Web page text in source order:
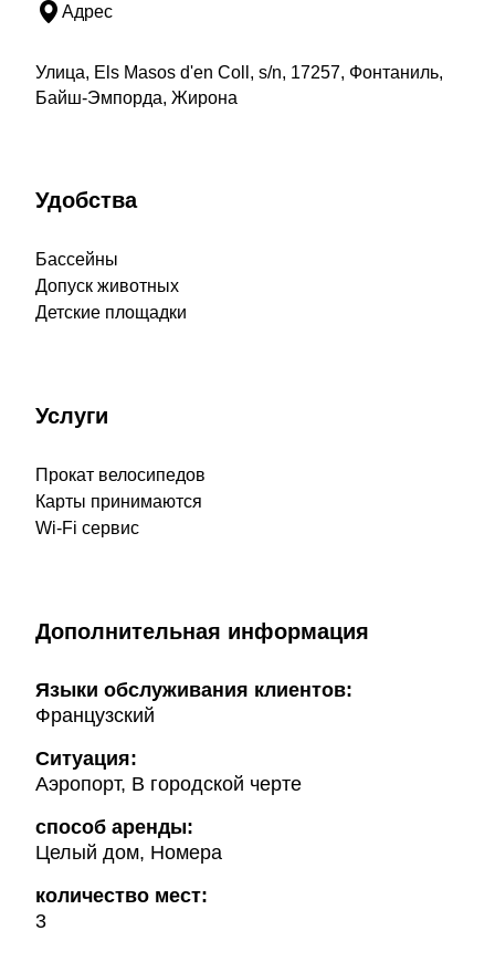
Адрес
Улица, Els Masos d'en Coll, s/n, 17257, Фонтаниль,
Байш-Эмпорда, Жирона
Удобства
Бассейны
Допуск животных
Детские площадки
Услуги
Прокат велосипедов
Карты принимаются
Wi-Fi сервис
Дополнительная информация
Языки обслуживания клиентов:
Французский
Ситуация:
Аэропорт, В городской черте
способ аренды:
Целый дом, Номера
количество мест:
3